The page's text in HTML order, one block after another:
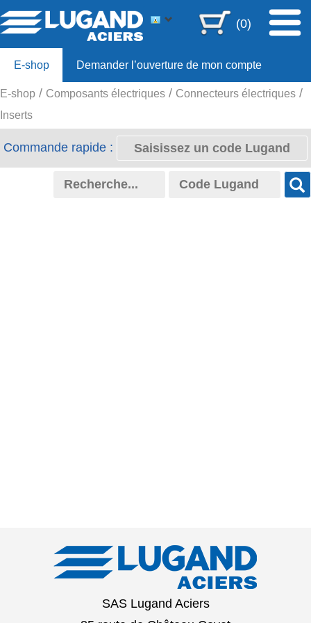
(0)
E-shop Demander l’ouverture de mon compte
Offre 80ans
E-shop Composants électriques
Connecteurs électriques
Inserts
Commande rapide :
SAS Lugand Aciers